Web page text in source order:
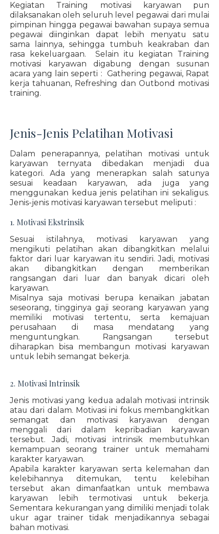
Kegiatan Training motivasi karyawan pun
dilaksanakan oleh seluruh level pegawai dari mulai
pimpinan hingga pegawai bawahan supaya semua
pegawai diinginkan dapat lebih menyatu satu
sama lainnya, sehingga tumbuh keakraban dan
rasa kekeluargaan. Selain itu kegiatan Training
motivasi karyawan digabung dengan susunan
acara yang lain seperti : Gathering pegawai, Rapat
kerja tahuanan, Refreshing dan Outbond motivasi
training.
Jenis-Jenis Pelatihan Motivasi
Dalam penerapannya, pelatihan motivasi untuk
karyawan ternyata dibedakan menjadi dua
kategori. Ada yang menerapkan salah satunya
sesuai keadaan karyawan, ada juga yang
menggunakan kedua jenis pelatihan ini sekaligus.
Jenis-jenis motivasi karyawan tersebut meliputi :
1. Motivasi Ekstrinsik
Sesuai istilahnya, motivasi karyawan yang
mengikuti pelatihan akan dibangkitkan melalui
faktor dari luar karyawan itu sendiri. Jadi, motivasi
akan dibangkitkan dengan memberikan
rangsangan dari luar dan banyak dicari oleh
karyawan.
Misalnya saja motivasi berupa kenaikan jabatan
seseorang, tingginya gaji seorang karyawan yang
memiliki motivasi tertentu, serta kemajuan
perusahaan di masa mendatang yang
menguntungkan. Rangsangan tersebut
diharapkan bisa membangun motivasi karyawan
untuk lebih semangat bekerja.
2. Motivasi Intrinsik
Jenis motivasi yang kedua adalah motivasi intrinsik
atau dari dalam. Motivasi ini fokus membangkitkan
semangat dan motivasi karyawan dengan
menggali dari dalam kepribadian karyawan
tersebut. Jadi, motivasi intrinsik membutuhkan
kemampuan seorang trainer untuk memahami
karakter karyawan.
Apabila karakter karyawan serta kelemahan dan
kelebihannya ditemukan, tentu kelebihan
tersebut akan dimanfaatkan untuk membawa
karyawan lebih termotivasi untuk bekerja.
Sementara kekurangan yang dimiliki menjadi tolak
ukur agar trainer tidak menjadikannya sebagai
bahan motivasi.